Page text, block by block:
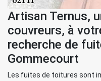
Artisan Ternus,
couvreurs, à
recherche de
Gommecourt
Les fuites de toitures sont